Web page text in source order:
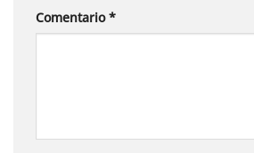
Comentario*